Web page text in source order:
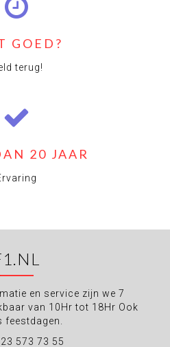
GOED?
terug!
20 JAAR
en service zijn we 7
van 10Hr tot 18Hr Ook
feestdagen.
573 73 55